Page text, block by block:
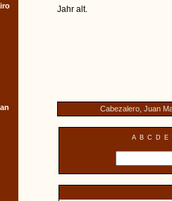
Jahr alt.
Cabezalero, Juan
A B C D E